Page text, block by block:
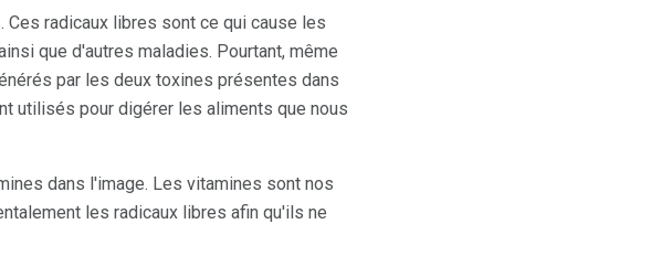
radicaux libres sont ce qui cause les
que d'autres maladies. Pourtant, même
par les deux toxines présentes dans
utilisés pour digérer les aliments que nous
dans l'image. Les vitamines sont nos
les radicaux libres afin qu'ils ne